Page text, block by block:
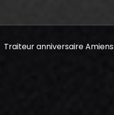
Traiteur anniversaire Amiens